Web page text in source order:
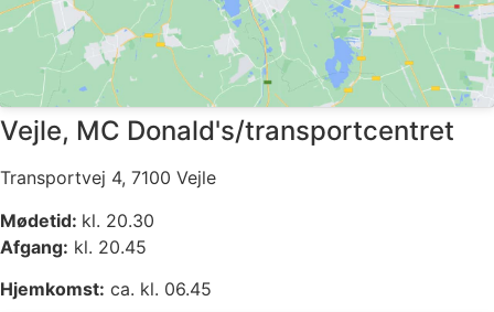
Vejle, MC Donald's/transportcentret
Transportvej 4, 7100 Vejle
Mødetid: kl. 20.30
Afgang: kl. 20.45
Hjemkomst: ca. kl. 06.45